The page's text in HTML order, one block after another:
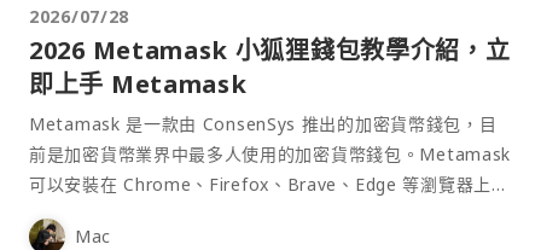
2026/07/28
2026 Metamask 小狐狸錢包教學介紹，立
即上手 Metamask
Metamask 是一款由 ConsenSys 推出的加密貨幣錢包，目
前是加密貨幣業界中最多人使用的加密貨幣錢包。Metamask
可以安裝在 Chrome、Firefox、Brave、Edge 等瀏覽器上作
為插件使用，具備許多功能且使用上非常方便。
Mac